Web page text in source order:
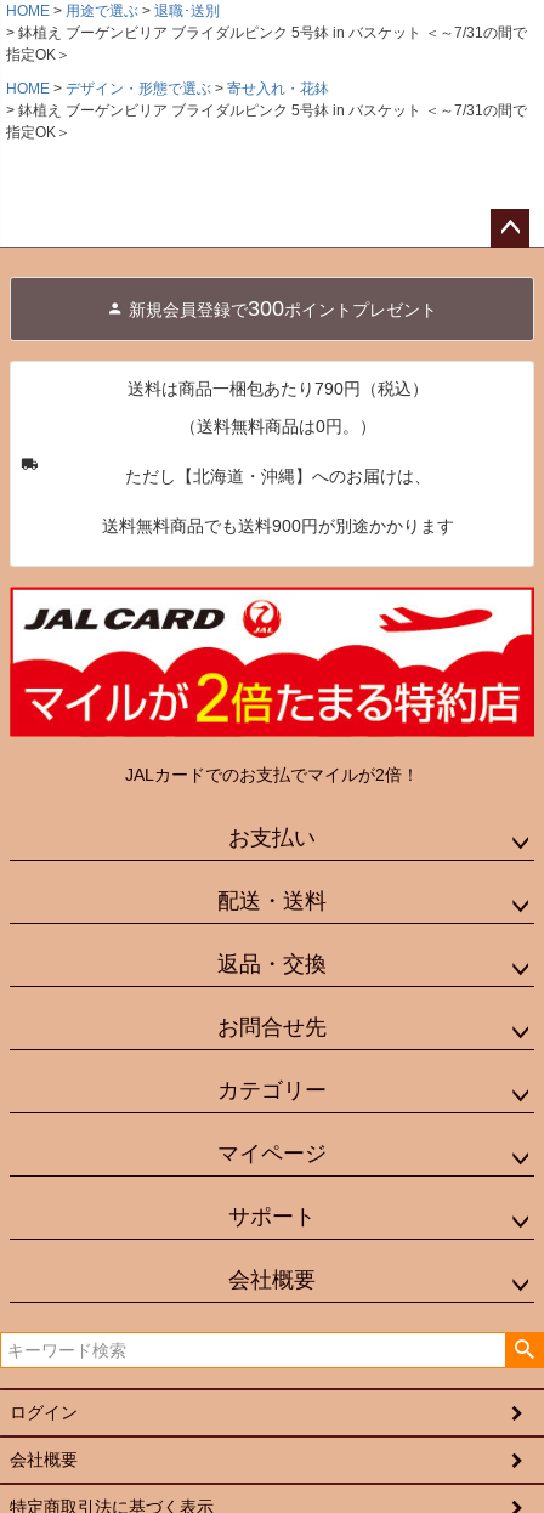
HOME
用途で選ぶ
退職･送別
鉢植え ブーゲンビリア ブライダルピンク 5号鉢 in バスケット ＜～7/31の間で
指定OK＞
HOME
デザイン・形態で選ぶ
寄せ入れ・花鉢
鉢植え ブーゲンビリア ブライダルピンク 5号鉢 in バスケット ＜～7/31の間で
指定OK＞
へ
新規会員登録で300ポイントプレゼント
送料は商品一梱包あたり790円（税込）
（送料無料商品は0円。）
ただし【北海道・沖縄】へのお届けは、
送料無料商品でも送料900円が別途かかります
JALカードでのお支払でマイルが2倍！
お支払い
配送・送料
返品・交換
お問合せ先
カテゴリー
マイページ
サポート
会社概要
ログイン
会社概要
特定商取引法に基づく表示